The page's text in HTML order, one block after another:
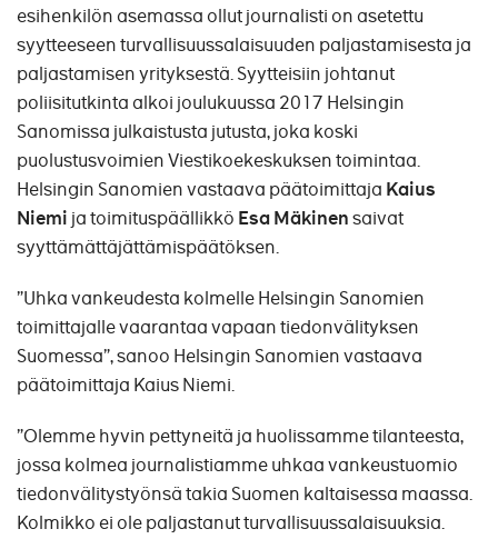
esihenkilön asemassa ollut journalisti on asetettu
syytteeseen turvallisuussalaisuuden paljastamisesta ja
paljastamisen yrityksestä. Syytteisiin johtanut
poliisitutkinta alkoi joulukuussa 2017 Helsingin
Sanomissa julkaistusta jutusta, joka koski
puolustusvoimien Viestikoekeskuksen toimintaa.
Helsingin Sanomien vastaava päätoimittaja Kaius
Niemi ja toimituspäällikkö Esa Mäkinensaivat
syyttämättäjättämispäätöksen.
”Uhka vankeudesta kolmelle Helsingin Sanomien
toimittajalle vaarantaa vapaan tiedonvälityksen
Suomessa”, sanoo Helsingin Sanomien vastaava
päätoimittaja Kaius Niemi.
”Olemme hyvin pettyneitä ja huolissamme tilanteesta,
jossa kolmea journalistiamme uhkaa vankeustuomio
tiedonvälitystyönsä takia Suomen kaltaisessa maassa.
Kolmikko ei ole paljastanut turvallisuussalaisuuksia.